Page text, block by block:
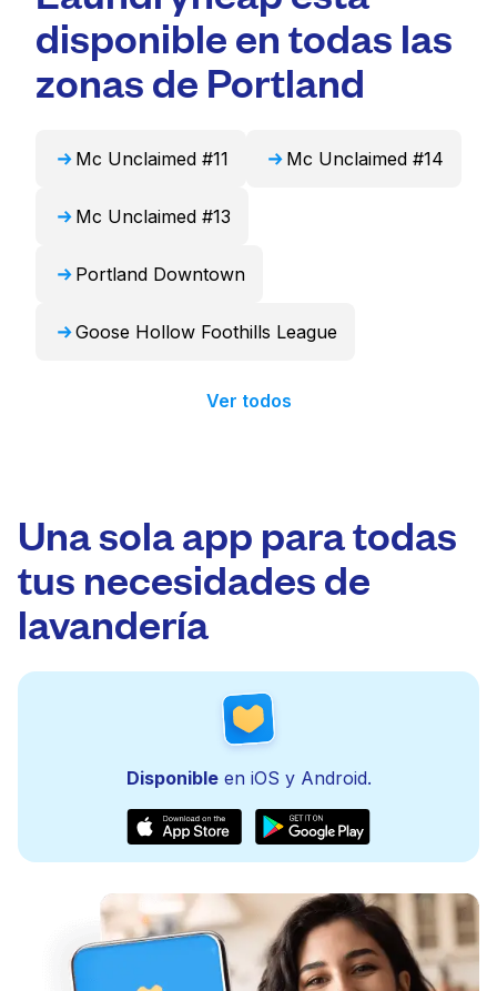
que ahorra tiempo.
voluminosos como edredones, mantas y
cortinas. Como alternativa, Laundryheap
puede encargarse de estos artículos de forma
profesional y devolverlos listos para usar en
disponible en todas las
zonas de Portland
Mc Unclaimed #11 Mc Unclaimed #14
Mc Unclaimed #13
Portland Downtown
Goose Hollow Foothills League
Ver todos
Una sola app para todas
tus necesidades de
lavandería
Disponibleen iOS y Android.